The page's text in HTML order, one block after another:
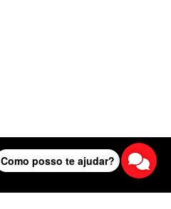
Como posso te ajudar?